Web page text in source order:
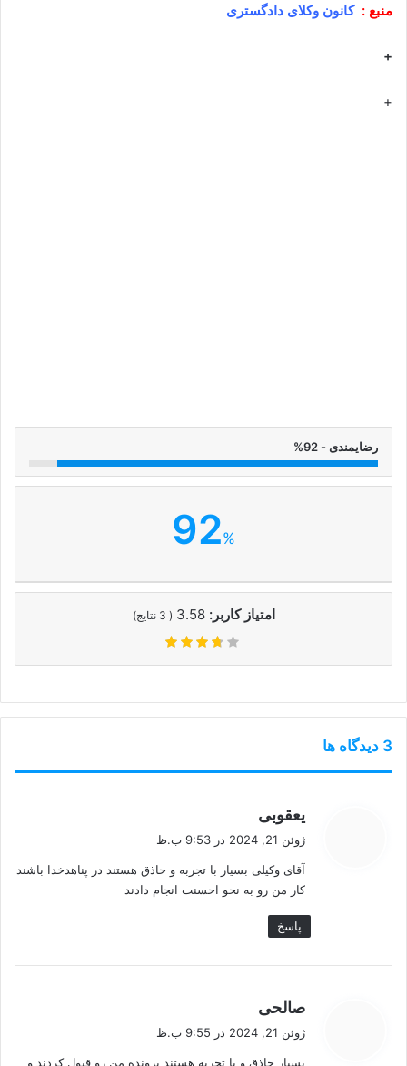
منبع : کانون وکلای دادگستری
+
+
رضایمندی - 92%
92%
امتیاز کاربر:3.58
(
3 نتایج)
‫3 دیدگاه ها
یعقوبی
ف
:
ژوئن 21, 2024 در 9:53 ب.ظ
آقای وکیلی بسیار با تجربه و حاذق هستند در پناهدخدا باشند
کار من رو به نحو احسنت انجام دادند
پاسخ
صالحی
ف
ژوئن 21, 2024 در 9:55 ب.ظ
بسیار حاذق و با تجربه هستند پرونده من رو قبول کردند و